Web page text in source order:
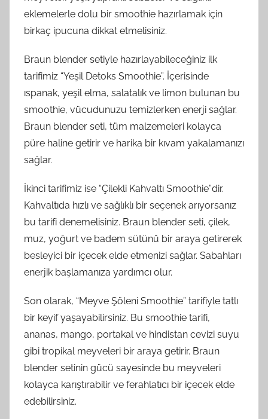
eklemelerle dolu bir smoothie hazırlamak için
birkaç ipucuna dikkat etmelisiniz.
Braun blender setiyle hazırlayabileceğiniz ilk
tarifimiz “Yeşil Detoks Smoothie”. İçerisinde
ıspanak, yeşil elma, salatalık ve limon bulunan bu
smoothie, vücudunuzu temizlerken enerji sağlar.
Braun blender seti, tüm malzemeleri kolayca
püre haline getirir ve harika bir kıvam yakalamanızı
sağlar.
İkinci tarifimiz ise “Çilekli Kahvaltı Smoothie”dir.
Kahvaltıda hızlı ve sağlıklı bir seçenek arıyorsanız
bu tarifi denemelisiniz. Braun blender seti, çilek,
muz, yoğurt ve badem sütünü bir araya getirerek
besleyici bir içecek elde etmenizi sağlar. Sabahları
enerjik başlamanıza yardımcı olur.
Son olarak, “Meyve Şöleni Smoothie” tarifiyle tatlı
bir keyif yaşayabilirsiniz. Bu smoothie tarifi,
ananas, mango, portakal ve hindistan cevizi suyu
gibi tropikal meyveleri bir araya getirir. Braun
blender setinin gücü sayesinde bu meyveleri
kolayca karıştırabilir ve ferahlatıcı bir içecek elde
edebilirsiniz.